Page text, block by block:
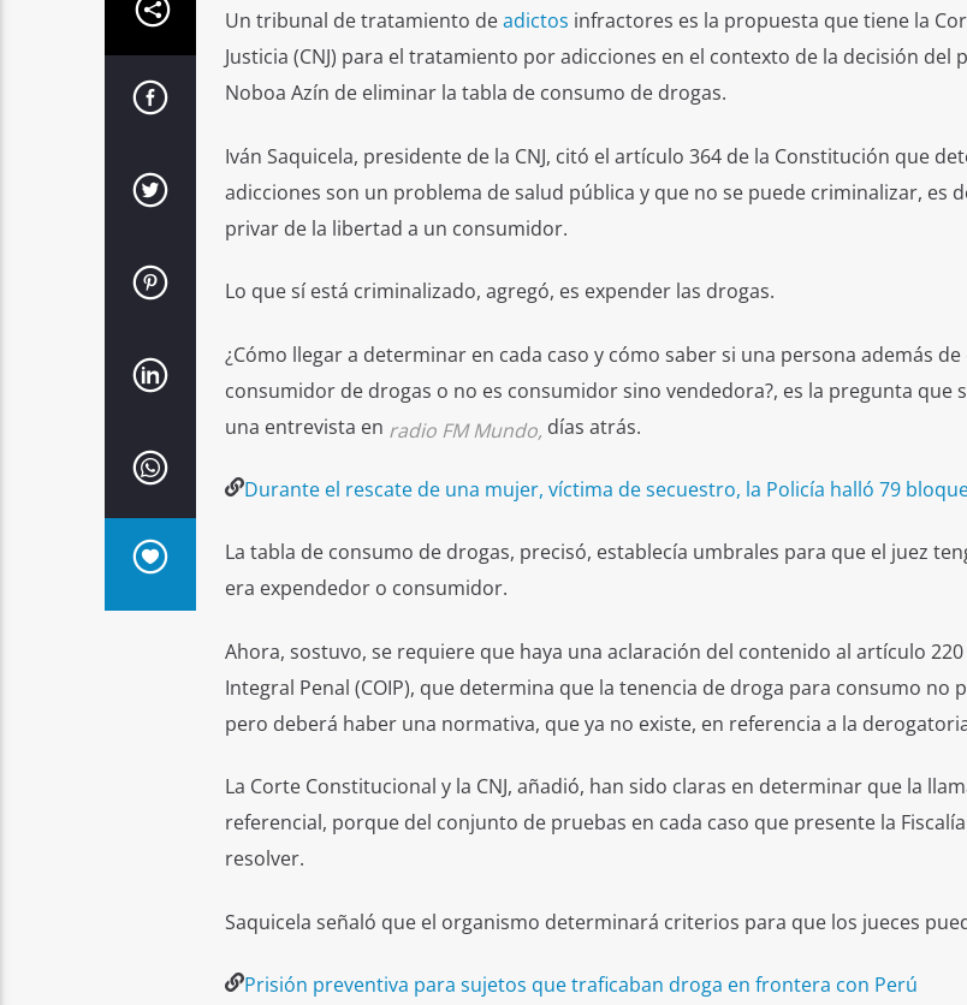
Un tribunal de tratamiento deadictos infractores es la propuesta que tiene la
Justicia (CNJ) para el tratamiento por adicciones en el contexto de la decisión del
Noboa Azín de eliminar la tabla de consumo de drogas.
Iván Saquicela, presidente de la CNJ, citó el artículo 364 de la Constitución que
adicciones son un problema de salud pública y que no se puede criminalizar, es
privar de la libertad a un consumidor.
Lo que sí está criminalizado, agregó, es expender las drogas.
¿Cómo llegar a determinar en cada caso y cómo saber si una persona además
consumidor de drogas o no es consumidor sino vendedora?, es la pregunta que
una entrevista en radio FM Mundo, días atrás.
Durante el rescate de una mujer, víctima de secuestro, la Policía halló 79
La tabla de consumo de drogas, precisó, establecía umbrales para que el juez
era expendedor o consumidor.
Ahora, sostuvo, se requiere que haya una aclaración del contenido al artículo
Integral Penal (COIP), que determina que la tenencia de droga para consumo no
pero deberá haber una normativa, que ya no existe, en referencia a la
La Corte Constitucional y la CNJ, añadió, han sido claras en determinar que la
referencial, porque del conjunto de pruebas en cada caso que presente la
resolver.
Saquicela señaló que el organismo determinará criterios para que los jueces
Prisión preventiva para sujetos que traficaban droga en frontera con Perú